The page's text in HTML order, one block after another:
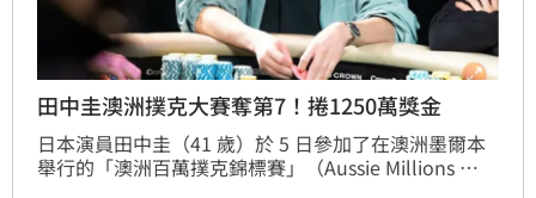
田中圭澳洲撲克大賽奪第7！捲1250萬獎金
日本演員田中圭（41 歲）於 5 日參加了在澳洲墨爾本
舉行的「澳洲百萬撲克錦標賽」（Aussie Millions